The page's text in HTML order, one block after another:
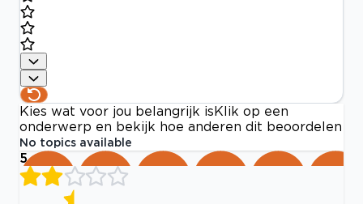
Kies wat voor jou belangrijk is Klik op een
onderwerp en bekijk hoe anderen dit beoordelen
No topics available
5